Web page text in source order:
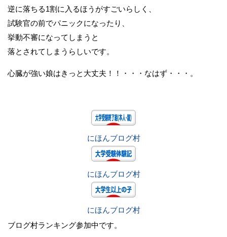
逆に落ちる1割に入るほうがすごいらしく、
試験官の前でパニックになったり、
挙動不審になってしまうと
落とされてしまうらしいです。
心臓が強い娘はきっと大丈夫！！・・・なはず・・・。
にほんブログ村
にほんブログ村
にほんブログ村
ブログ村ランキング参加中です。